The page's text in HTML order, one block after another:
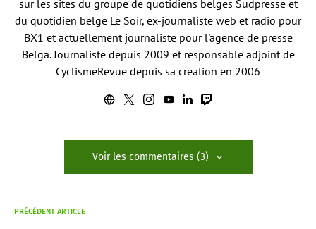
sur les sites du groupe de quotidiens belges Sudpresse et
du quotidien belge Le Soir, ex-journaliste web et radio pour
BX1 et actuellement journaliste pour l'agence de presse
Belga. Journaliste depuis 2009 et responsable adjoint de
CyclismeRevue depuis sa création en 2006
Voir les commentaires (3)
PRÉCÉDENT ARTICLE